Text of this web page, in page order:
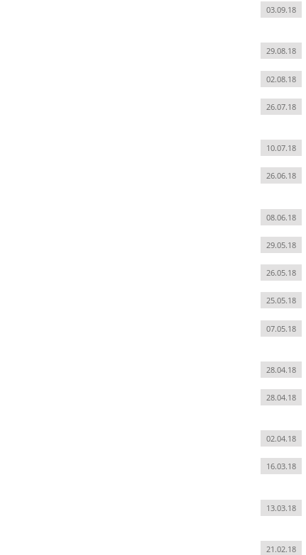
03.09.18
29.08.18
02.08.18
26.07.18
10.07.18
26.06.18
08.06.18
29.05.18
26.05.18
25.05.18
07.05.18
28.04.18
28.04.18
02.04.18
16.03.18
13.03.18
21.02.18